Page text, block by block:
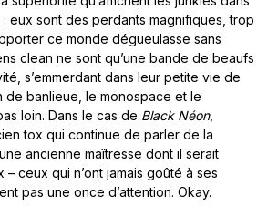
eux sont des perdants magnifiques, trop
ce monde dégueulasse sans
clean ne sont qu’une bande de beaufs
s’emmerdant dans leur petite vie de
de banlieue, le monospace et le
loin. Dans le cas de Black Néon,
tox qui continue de parler de la
ancienne maîtresse dont il serait
– ceux qui n’ont jamais goûté à ses
pas une once d’attention. Okay.